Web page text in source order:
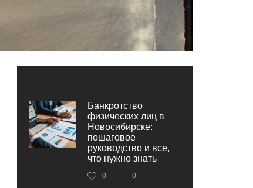
Банкротство
физических лиц в
Новосибирске:
пошаговое
руководство и все,
что нужно знать
0 0